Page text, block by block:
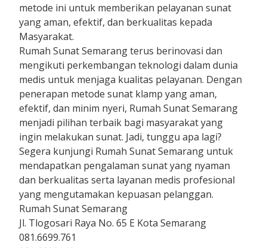
metode ini untuk memberikan pelayanan sunat
yang aman, efektif, dan berkualitas kepada
Masyarakat.
Rumah Sunat Semarang terus berinovasi dan
mengikuti perkembangan teknologi dalam dunia
medis untuk menjaga kualitas pelayanan. Dengan
penerapan metode sunat klamp yang aman,
efektif, dan minim nyeri, Rumah Sunat Semarang
menjadi pilihan terbaik bagi masyarakat yang
ingin melakukan sunat. Jadi, tunggu apa lagi?
Segera kunjungi Rumah Sunat Semarang untuk
mendapatkan pengalaman sunat yang nyaman
dan berkualitas serta layanan medis profesional
yang mengutamakan kepuasan pelanggan.
Rumah Sunat Semarang
Jl. Tlogosari Raya No. 65 E Kota Semarang
081.6699.761